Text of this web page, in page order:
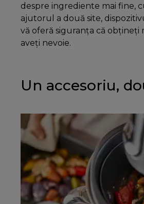
despre ingrediente mai fine,
ajutorul a două site,
vă oferă siguranța că
aveți nevoie.
Un accesoriu,